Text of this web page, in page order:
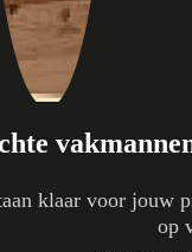
klaar voor jouw
op